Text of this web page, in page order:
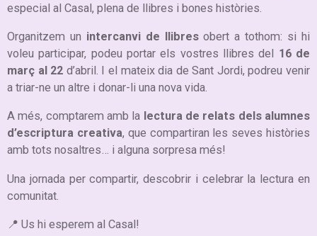
especial al Casal, plena de llibres i bones històries.
Organitzem un intercanvi de llibresobert a tothom: si hi
voleu participar, podeu portar els vostres llibres del 16 de
març al 22 d’abril. I el mateix dia de Sant Jordi, podreu venir
a triar-ne un altre i donar-li una nova vida.
A més, comptarem amb la lectura de relats dels alumnes
d’escriptura creativa, que compartiran les seves històries
amb tots nosaltres… i alguna sorpresa més!
Una jornada per compartir, descobrir i celebrar la lectura en
comunitat.
📍 Us hi esperem al Casal!